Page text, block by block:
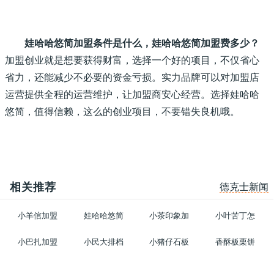
娃哈哈悠简加盟条件是什么，娃哈哈悠简加盟费多少？
加盟创业就是想要获得财富，选择一个好的项目，不仅省心
省力，还能减少不必要的资金亏损。实力品牌可以对加盟店
运营提供全程的运营维护，让加盟商安心经营。选择娃哈哈
悠简，值得信赖，这么的创业项目，不要错失良机哦。
相关推荐 德克士新闻
小羊倌加盟 娃哈哈悠简 小茶印象加 小叶苦丁怎
小巴扎加盟 小民大排档 小猪仔石板 香酥板栗饼